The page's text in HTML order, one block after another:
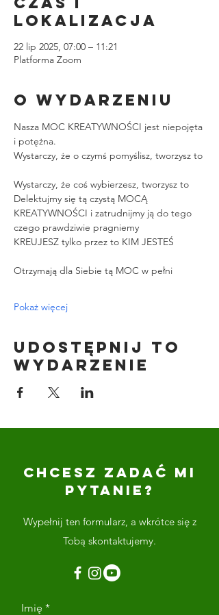
lokalizacja
22 lip 2025, 07:00 – 11:21
Platforma Zoom
O wydarzeniu
Nasza MOC KREATYWNOŚCI jest niepojęta
i potężna.
Wystarczy, że o czymś pomyślisz, tworzysz to
Wystarczy, że coś wybierzesz, tworzysz to
Delektujmy się tą czystą MOCĄ
KREATYWNOŚCI i zatrudnijmy ją do tego
czego prawdziwie pragniemy
KREUJESZ tylko przez to KIM JESTEŚ
Otrzymają dla Siebie tą MOC w pełni
Pokaż więcej
Udostępnij to
wydarzenie
CHCESZ ZADAĆ MI
PYTANIE?
Wypełnij ten formularz, a wkrótce się z
Tobą skontaktujemy.
Imię